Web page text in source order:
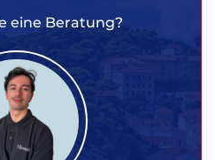
eine Beratung?